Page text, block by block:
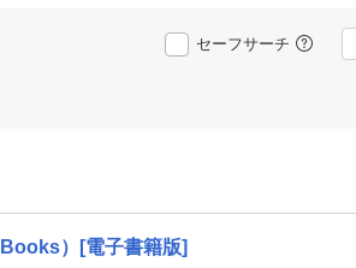
動
楽天
動
セーフサーチ
）[電子書籍版]